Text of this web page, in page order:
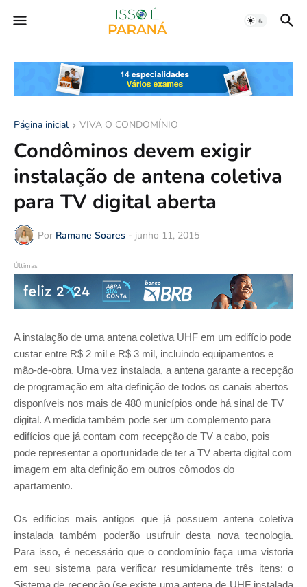
Página inicial VIVA O CONDOMÍNIO
Condôminos devem exigir
instalação de antena coletiva
para TV digital aberta
Por Ramane Soares - junho 11, 2015
Últimas
A instalação de uma antena coletiva UHF em um edifício pode
custar entre R$ 2 mil e R$ 3 mil, incluindo equipamentos e
mão-de-obra. Uma vez instalada, a antena garante a recepção
de programação em alta definição de todos os canais abertos
disponíveis nos mais de 480 municípios onde há sinal de TV
digital. A medida também pode ser um complemento para
edifícios que já contam com recepção de TV a cabo, pois
pode representar a oportunidade de ter a TV aberta digital com
imagem em alta definição em outros cômodos do
apartamento.
Os edifícios mais antigos que já possuem antena coletiva
instalada também poderão usufruir desta nova tecnologia.
Para isso, é necessário que o condomínio faça uma vistoria
em seu sistema para verificar resumidamente três itens: o
Sistema de recepção (se existe uma antena de UHF instalada